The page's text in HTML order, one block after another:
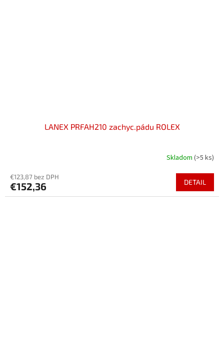
LANEX PRFAH210 zachyc.pádu ROLEX
Skladom (>5 ks)
€123,87 bez DPH
€152,36 DETAIL